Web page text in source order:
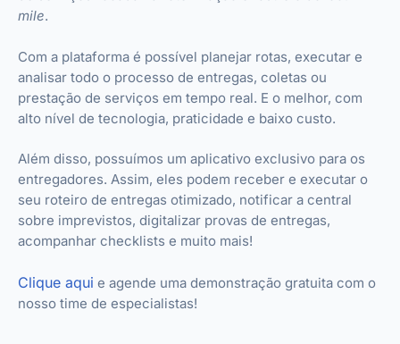
mile.
Com a plataforma é possível planejar rotas, executar e
analisar todo o processo de entregas, coletas ou
prestação de serviços em tempo real. E o melhor, com
alto nível de tecnologia, praticidade e baixo custo.
Além disso, possuímos um aplicativo exclusivo para os
entregadores. Assim, eles podem receber e executar o
seu roteiro de entregas otimizado, notificar a central
sobre imprevistos, digitalizar provas de entregas,
acompanhar checklists e muito mais!
Clique aqui e agende uma demonstração gratuita com o
nosso time de especialistas!